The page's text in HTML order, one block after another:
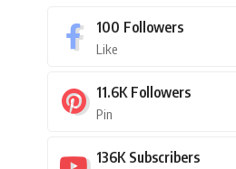
100 Followers
Like
11.6K Followers
Pin
136K Subscribers